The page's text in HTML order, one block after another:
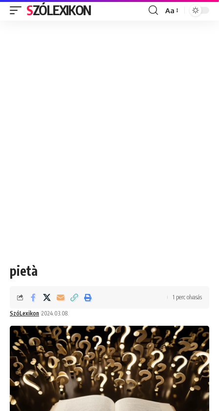
SZÓLEXIKON
Font
Aa
pietà
SzóLexikon 2024.03.08.
1 perc olvasás